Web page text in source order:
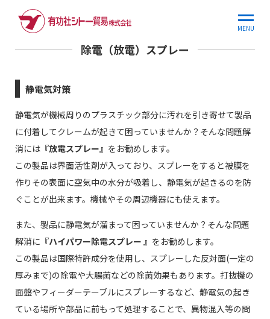
MENU
ホーム商品情報 除電（放電）スプレー
除電（放電）スプレー
静電気対策
静電気が機械周りのプラスチック部分に汚れを引き寄せて製品
に付着してクレームが起きて困っていませんか？そんな問題解
消には 『放電スプレー』 をお勧めします。
この製品は界面活性剤が入っており、スプレーをすると被膜を
作りその表面に空気中の水分が吸着し、静電気が起きるのを防
ぐことが出来ます。機械やその周辺機器にも使えます。
また、製品に静電気が溜まって困っていませんか？そんな問題
解消に 『ハイパワー除電スプレー 』 をお勧めします。
この製品は国際特許成分を使用し、スプレーした反対面(一定の
厚みまで)の除電や大腸菌などの除菌効果もあります。打抜機の
面盤やフィーダーテーブルにスプレーするなど、静電気の起き
ている場所や部品に前もって処理することで、異物混入等の問